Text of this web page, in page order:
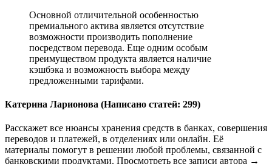
Основной отличительной особенностью
премиального актива является отсутствие
возможности производить пополнение
посредством перевода. Еще одним особым
преимуществом продукта является наличие
кэшбэка и возможность выбора между
предложенными тарифами.
Катерина Ларионова (Написано статей: 299)
Расскажет все нюансы хранения средств в банках, совершения
переводов и платежей, в отделениях или онлайн. Её
материалы помогут в решении любой проблемы, связанной с
банковскими продуктами. Просмотреть все записи автора →